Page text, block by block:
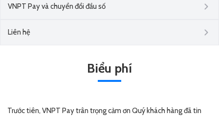
VNPT Pay và chuyển đổi đầu số
Liên hệ
Biểu phí
Trước tiên, VNPT Pay trân trọng cảm ơn Quý khách hàng đã tin